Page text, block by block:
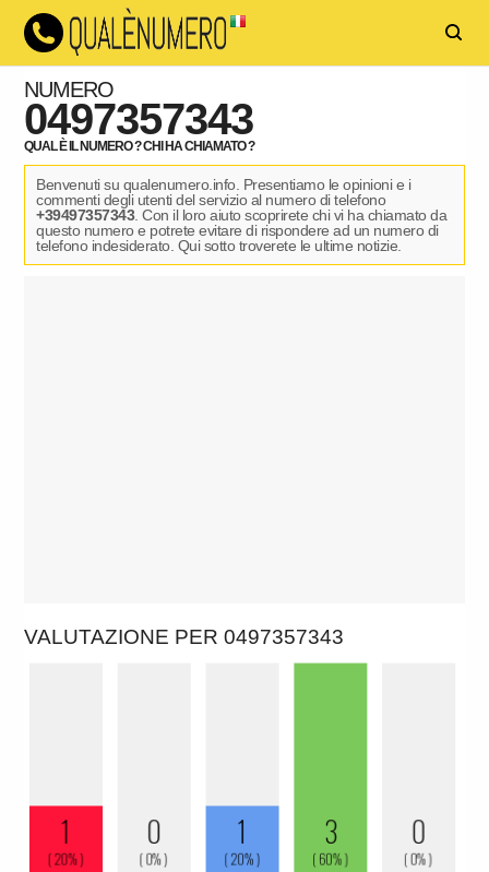
NUMERO
0497357343
QUAL È IL NUMERO ? CHI HA CHIAMATO ?
Benvenuti su qualenumero.info. Presentiamo le opinioni e i
commenti degli utenti del servizio al numero di telefono
+39497357343. Con il loro aiuto scoprirete chi vi ha chiamato da
questo numero e potrete evitare di rispondere ad un numero di
telefono indesiderato. Qui sotto troverete le ultime notizie.
VALUTAZIONE PER 0497357343